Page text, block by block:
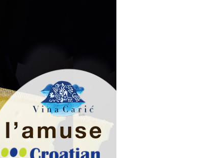
Croatiangrapes.com aangesloten bij Strand Nederland
Opnieuw twee aanbevelingen van Hubrecht Duijker
Groot interview in Gaykrant
Best uit de Test van Hubrecht Duijker: Feravino Classic